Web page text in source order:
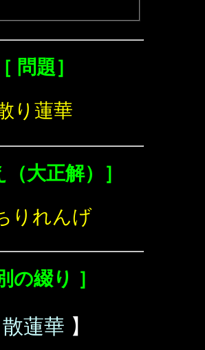
［ 問題］
り蓮華
（大正解）］
りれんげ
の綴り ］
散蓮華 】